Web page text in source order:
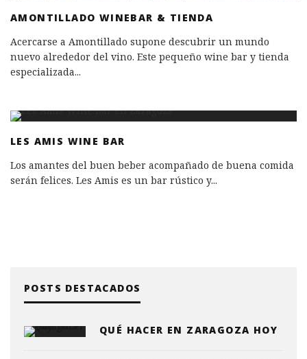
AMONTILLADO WINEBAR & TIENDA
Acercarse a Amontillado supone descubrir un mundo
nuevo alrededor del vino. Este pequeño wine bar y tienda
especializada...
LES AMIS WINE BAR
Los amantes del buen beber acompañado de buena comida
serán felices. Les Amis es un bar rústico y...
POSTS DESTACADOS
QUÉ HACER EN ZARAGOZA HOY